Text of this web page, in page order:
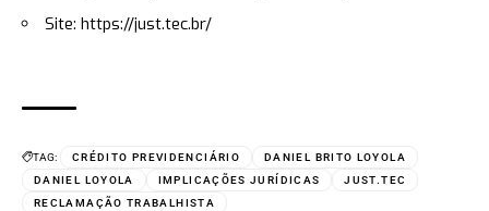
Site: https://just.tec.br/
TAG: CRÉDITO PREVIDENCIÁRIO
DANIEL BRITO LOYOLA
DANIEL LOYOLA
IMPLICAÇÕES JURÍDICAS
JUST.TEC
RECLAMAÇÃO TRABALHISTA